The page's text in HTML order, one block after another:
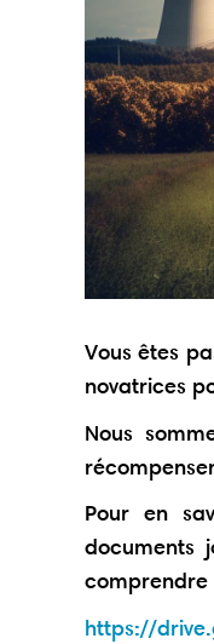
Vous êtes
novatrices
Nous
Pour en
documents
comprendre
https://